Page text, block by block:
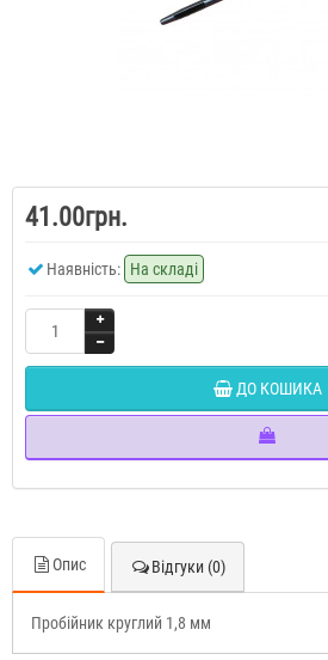
41.00грн.
Наявність: На складі
ДО КОШИКА
Опис Відгуки (0)
Пробійник круглий 1,8 мм